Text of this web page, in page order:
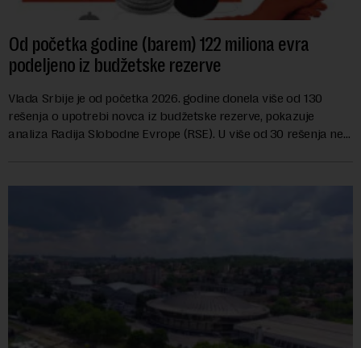
Od početka godine (barem) 122 miliona evra
podeljeno iz budžetske rezerve
Vlada Srbije je od početka 2026. godine donela više od 130
rešenja o upotrebi novca iz budžetske rezerve, pokazuje
analiza Radija Slobodne Evrope (RSE). U više od 30 rešenja ne